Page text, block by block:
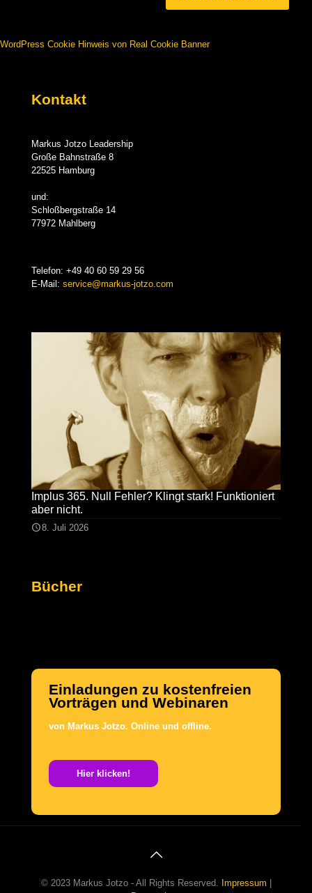
Kontakt
Markus Jotzo Leadership
Große Bahnstraße 8
22525 Hamburg
und:
Schloßbergstraße 14
77972 Mahlberg
Telefon: +49 40 60 59 29 56
E-Mail: service@markus-jotzo.com
Implus 365. Null Fehler? Klingt stark! Funktioniert
aber nicht.
8. Juli 2026
Bücher
Einladungen zu kostenfreien
Vorträgen und Webinaren
von Markus Jotzo. Online und offline.
Hier klicken!
© 2023 Markus Jotzo - All Rights Reserved. Impressum
WordPress Cookie Hinweis von Real Cookie Banner